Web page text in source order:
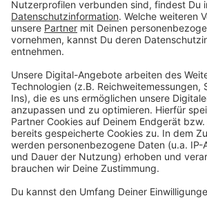
nicht rein. Also gibt er seine Interviews
Internet. Das kann aber von überall
machen. Er hat sich spontan in den
spricht mit Moderator Kai Klüting aus
in Thailand. Nachdem Kai und Alle
wichtigsten Urlaubstipps gesprochen
auch um die neue Single von Alle
zusammen mit HUGEL und FAST
Dabei hat die Single schon fast einen
Ansatz. “Jeder hat seinen Grund,
Part ist und warum soll es nicht das
den schlimmsten Schmerz zu